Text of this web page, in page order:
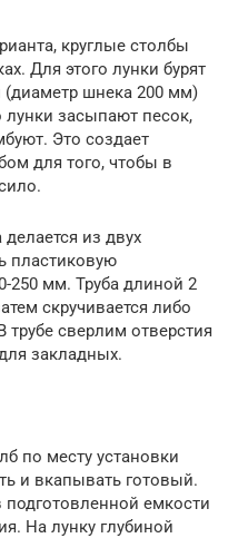
круглые столбы
Для этого лунки бурят
шнека 200 мм)
лунки засыпают песок,
Это создает
для того, чтобы в
из двух
пластиковую
250 мм. Труба длиной 2
скручивается либо
сверлим отверстия
закладных.
по месту установки
и вкапывать готовый.
емкости
На лунку глубиной